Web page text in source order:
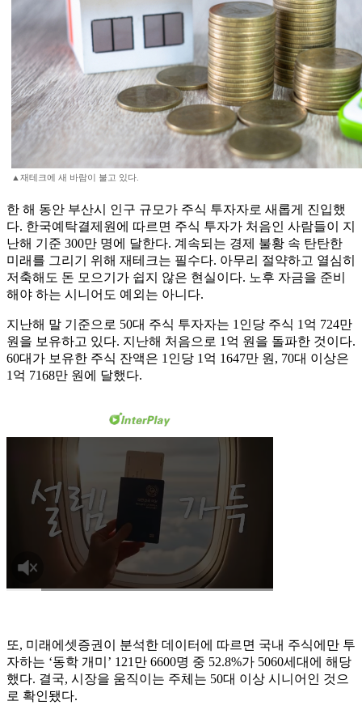
▲재테크에 새 바람이 불고 있다.
한 해 동안 부산시 인구 규모가 주식 투자자로 새롭게 진입했
다. 한국예탁결제원에 따르면 주식 투자가 처음인 사람들이 지
난해 기준 300만 명에 달한다. 계속되는 경제 불황 속 탄탄한
미래를 그리기 위해 재테크는 필수다. 아무리 절약하고 열심히
저축해도 돈 모으기가 쉽지 않은 현실이다. 노후 자금을 준비
해야 하는 시니어도 예외는 아니다.
지난해 말 기준으로 50대 주식 투자자는 1인당 주식 1억 724만
원을 보유하고 있다. 지난해 처음으로 1억 원을 돌파한 것이다.
60대가 보유한 주식 잔액은 1인당 1억 1647만 원, 70대 이상은
1억 7168만 원에 달했다.
또, 미래에셋증권이 분석한 데이터에 따르면 국내 주식에만 투
자하는 ‘동학 개미’ 121만 6600명 중 52.8%가 5060세대에 해당
했다. 결국, 시장을 움직이는 주체는 50대 이상 시니어인 것으
로 확인됐다.